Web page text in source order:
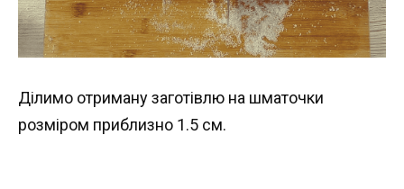
Ділимо отриману заготівлю на шматочки
розміром приблизно 1.5 см.